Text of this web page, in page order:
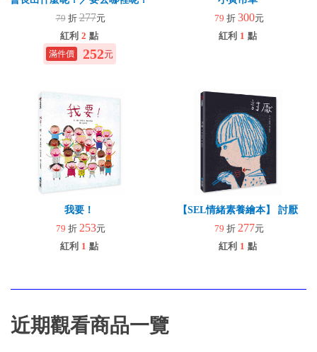
79 折277元
紅利 2 點
252元
79 折 300元
紅利 1 點
我要！
79 折 253元
紅利 1 點
【SEL情緒素養繪本】 討厭
79 折 277元
紅利 1 點
近期觀看商品一覽